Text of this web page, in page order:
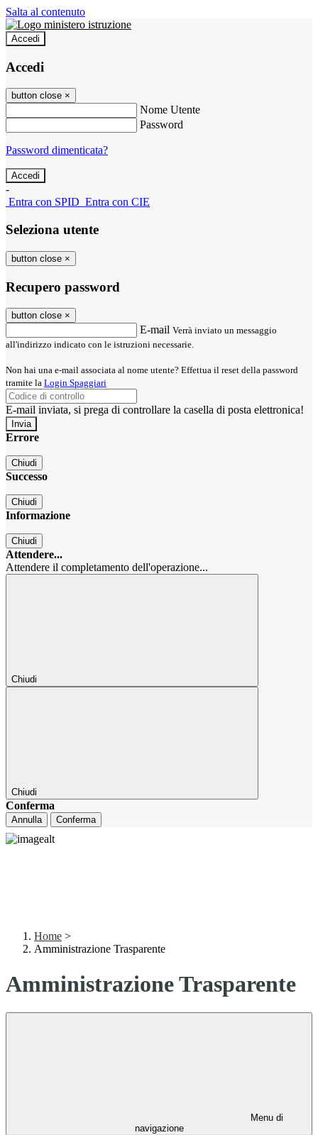
Salta al contenuto
Accedi
Accedi
button close ×
Nome Utente
Password
Password dimenticata?
-
Entra con SPID Entra con CIE
Seleziona utente
button close ×
Recupero password
button close ×
E-mail Verrà inviato un messaggio
all'indirizzo indicato con le istruzioni necessarie.
Non hai una e-mail associata al nome utente? Effettua il reset della password
tramite la Login Spaggiari
E-mail inviata, si prega di controllare la casella di posta elettronica!
Errore
Chiudi
Successo
Chiudi
Informazione
Chiudi
Attendere...
Attendere il completamento dell'operazione...
Chiudi
Chiudi
Conferma
Annulla Conferma
Home >
Amministrazione Trasparente
Amministrazione Trasparente
Menu di
navigazione